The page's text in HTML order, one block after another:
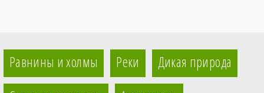
Равнины и холмы Реки
Дикая природа